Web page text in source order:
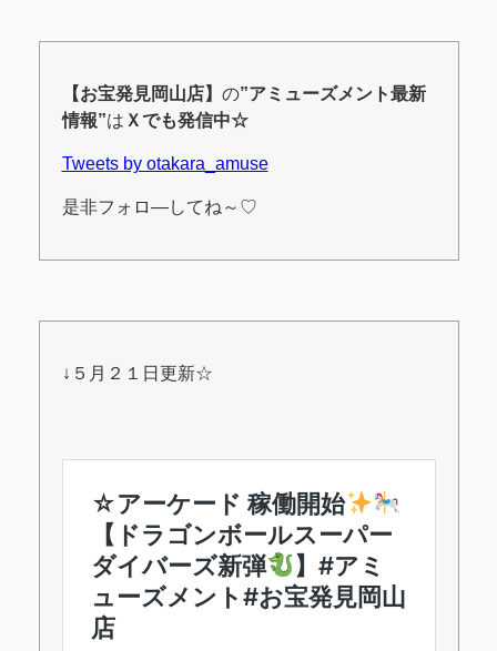
【お宝発見岡山店】 の”アミューズメント最新
情報”は Ｘでも発信中☆
Tweets by otakara_amuse
是非フォロ―してね～♡
↓５月２１日更新☆